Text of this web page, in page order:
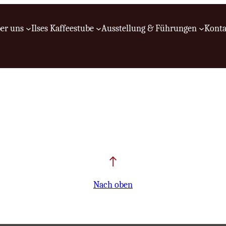
uns Ilses Kaffeestube Ausstellung & Führungen
Nach oben